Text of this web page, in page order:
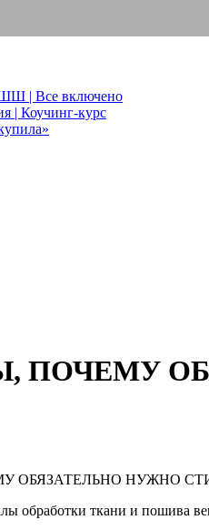
ШШ | Все включено
| Коучинг-курс
ПОЧЕМУ
обработки ткани и пошива